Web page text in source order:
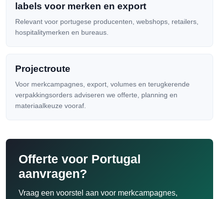
labels voor merken en export
Relevant voor portugese producenten, webshops, retailers,
hospitalitymerken en bureaus.
Projectroute
Voor merkcampagnes, export, volumes en terugkerende
verpakkingsorders adviseren we offerte, planning en
materiaalkeuze vooraf.
Offerte voor Portugal
aanvragen?
Vraag een voorstel aan voor merkcampagnes,